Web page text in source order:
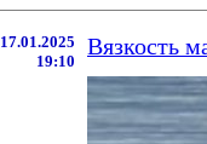
17.01.2025
19:10
Вязкость